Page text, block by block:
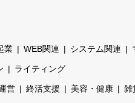
業 WEB関連 システム関連
ライティング
営 終活支援 美容・健康 雑